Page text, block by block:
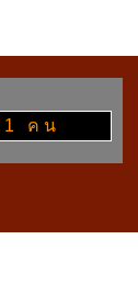
คน